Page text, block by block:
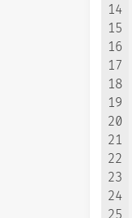
14
15
16
17
18
19
20
21
22
23
24
25